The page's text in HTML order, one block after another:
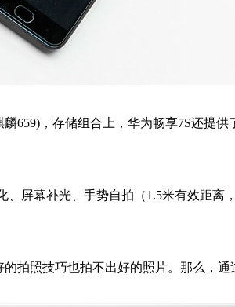
，存储组合上，华为畅享7S还提供
幕补光、手势自拍（1.5米有效距离
照技巧也拍不出好的照片。那么，通